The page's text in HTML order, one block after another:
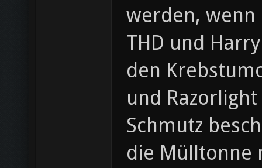
werden, wenn
THD und
den
und
Schmutz
die Mülltonne